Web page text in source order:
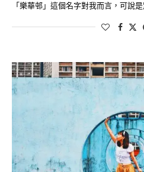
「樂華邨」這個名字對我而言，可說